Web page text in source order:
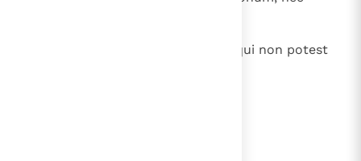
Urbs diruta et absque muro vir, qui non potest